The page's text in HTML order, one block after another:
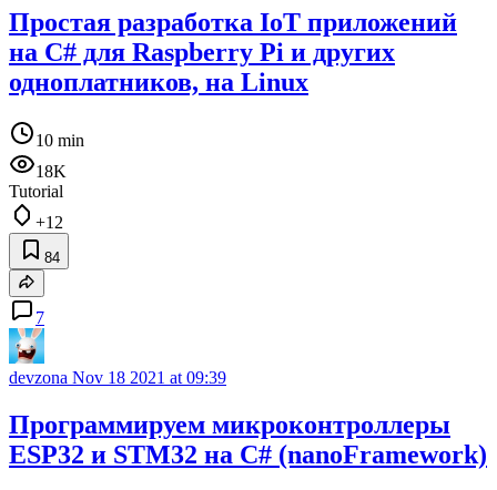
Простая разработка IoT приложений
на C# для Raspberry Pi и других
одноплатников, на Linux
10 min
18K
Tutorial
+12
84
7
devzona Nov 18 2021 at 09:39
Программируем микроконтроллеры
ESP32 и STM32 на C# (nanoFramework)